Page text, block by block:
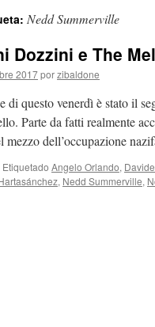
Nedd Summerville
Dozzini e The
2017porzibaldone
di questo venerdì è stato il
Parte da fatti realmente
mezzo dell’occupazione
Etiquetado Angelo Orlando,
, Nedd Summerville,